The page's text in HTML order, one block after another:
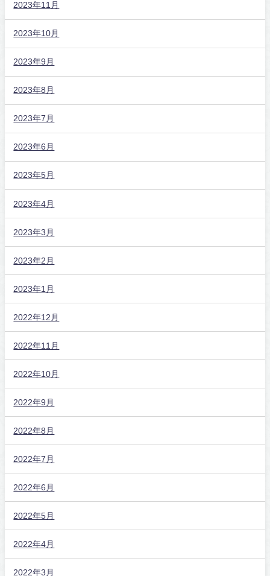
2023年11月
2023年10月
2023年9月
2023年8月
2023年7月
2023年6月
2023年5月
2023年4月
2023年3月
2023年2月
2023年1月
2022年12月
2022年11月
2022年10月
2022年9月
2022年8月
2022年7月
2022年6月
2022年5月
2022年4月
2022年3月